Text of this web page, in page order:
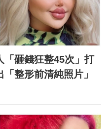
「砸錢狂整45次」打
整形前清純照片」